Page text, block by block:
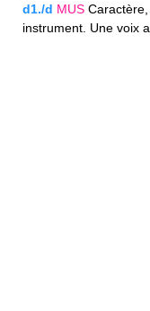
d1./d MUS
instrument. Une voix